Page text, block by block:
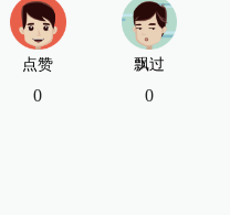
点赞
0
飘过
0